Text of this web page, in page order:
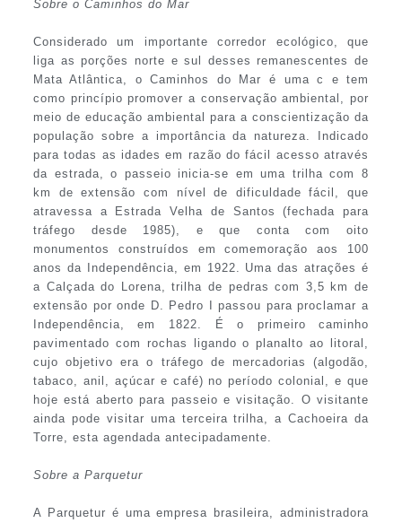
Sobre o Caminhos do Mar
Considerado um importante corredor ecológico, que
liga as porções norte e sul desses remanescentes de
Mata Atlântica, o Caminhos do Mar é uma c e tem
como princípio promover a conservação ambiental, por
meio de educação ambiental para a conscientização da
população sobre a importância da natureza. Indicado
para todas as idades em razão do fácil acesso através
da estrada, o passeio inicia-se em uma trilha com 8
km de extensão com nível de dificuldade fácil, que
atravessa a Estrada Velha de Santos (fechada para
tráfego desde 1985), e que conta com oito
monumentos construídos em comemoração aos 100
anos da Independência, em 1922. Uma das atrações é
a Calçada do Lorena, trilha de pedras com 3,5 km de
extensão por onde D. Pedro I passou para proclamar a
Independência, em 1822. É o primeiro caminho
pavimentado com rochas ligando o planalto ao litoral,
cujo objetivo era o tráfego de mercadorias (algodão,
tabaco, anil, açúcar e café) no período colonial, e que
hoje está aberto para passeio e visitação. O visitante
ainda pode visitar uma terceira trilha, a Cachoeira da
Torre, esta agendada antecipadamente.
Sobre a Parquetur
A Parquetur é uma empresa brasileira, administradora